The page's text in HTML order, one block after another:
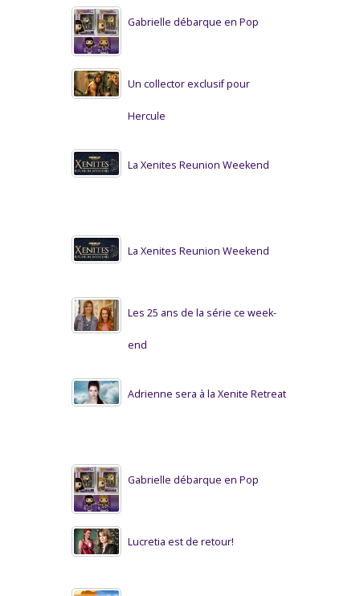
Gabrielle débarque en Pop
Un collector exclusif pour
Hercule
La Xenites Reunion Weekend
La Xenites Reunion Weekend
Les 25 ans de la série ce week-
end
Adrienne sera à la Xenite Retreat
Gabrielle débarque en Pop
Lucretia est de retour!